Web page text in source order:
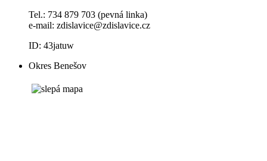
Tel.: 734 879 703 (pevná linka)
e-mail: zdislavice@zdislavice.cz
ID: 43jatuw
Okres Benešov